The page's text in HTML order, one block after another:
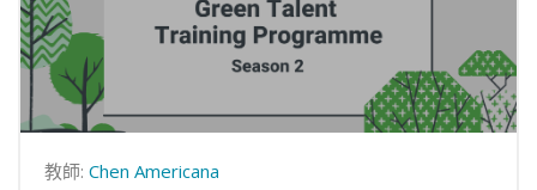
教師: Chen Americana